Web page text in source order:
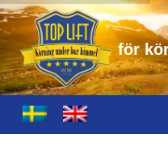
ör kö
Toplift.se – för körning
HOPPA
TILL